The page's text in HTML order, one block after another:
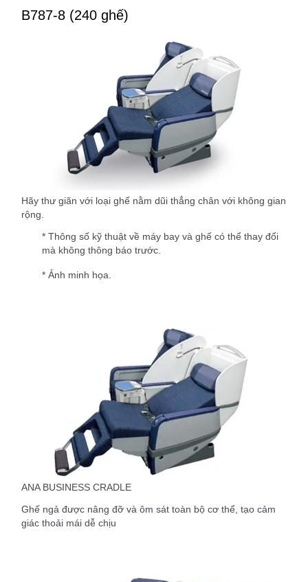
B787-8 (240 ghế)
Hãy thư giãn với loại ghế nằm dũi thẳng chân với không gian
rộng.
* Thông số kỹ thuật về máy bay và ghế có thể thay đổi
mà không thông báo trước.
* Ảnh minh họa.
ANA BUSINESS CRADLE
Ghế ngả được nâng đỡ và ôm sát toàn bộ cơ thể, tạo cảm
giác thoải mái dễ chịu